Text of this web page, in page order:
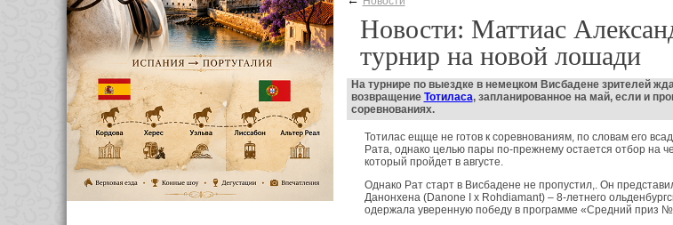
Новости: Маттиас
турнир на новой лошади
На турнире по выездке в немецком Висбадене зрителей
возвращение Тотиласа, запланированное на май, если и
соревнованиях.
Тотилас ещще не готов к соревнованиям, по словам его
Рата, однако целью пары по-прежнему остается отбор на
который пройдет в августе.
Однако Рат старт в Висбадене не пропустил,. Он
Данонхена (Danone I x Rohdiamant) – 8-летнего
одержала уверенную победу в программе «Средний приз